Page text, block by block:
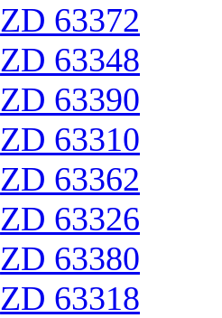
ZD 63372
ZD 63348
ZD 63390
ZD 63310
ZD 63362
ZD 63326
ZD 63380
ZD 63318